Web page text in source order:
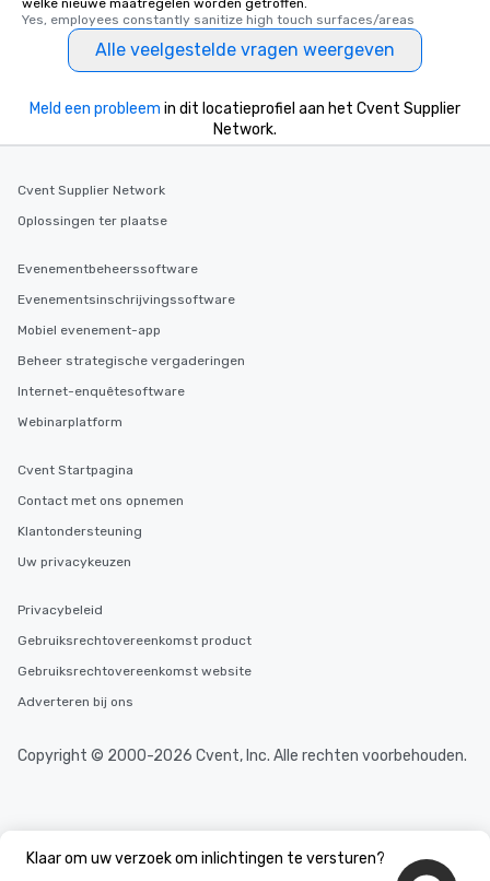
welke nieuwe maatregelen worden getroffen.
Yes, employees constantly sanitize high touch surfaces/areas
Alle veelgestelde vragen weergeven
Klaar om uw verzoek om inlichtingen te versturen?
Meld een probleem in dit locatieprofiel aan het Cvent Supplier
Network.
Cvent Supplier Network
Oplossingen ter plaatse
Evenementbeheerssoftware
Evenementsinschrijvingssoftware
Mobiel evenement-app
Beheer strategische vergaderingen
Internet-enquêtesoftware
Webinarplatform
Cvent Startpagina
Contact met ons opnemen
Klantondersteuning
Uw privacykeuzen
Privacybeleid
Gebruiksrechtovereenkomst product
Gebruiksrechtovereenkomst website
Adverteren bij ons
Copyright © 2000-2026 Cvent, Inc. Alle rechten voorbehouden.